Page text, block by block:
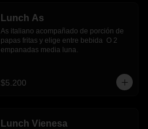
Lunch As
As italiano acompañado de porción de
papas fritas y elige entre bebida  O 2
empanadas media luna.
$5.200
Lunch Vienesa